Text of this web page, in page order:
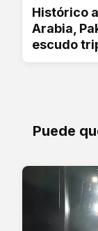
Histórico
Arabia,
escudo
Puede